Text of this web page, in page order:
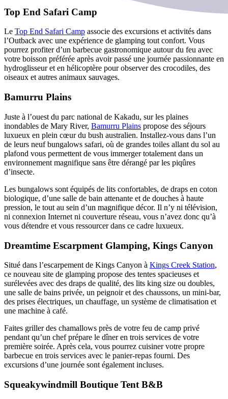
Top End Safari Camp
Le Top End Safari Camp associe des excursions et activités dans
l’Outback avec une expérience de glamping tout confort. Vous
pourrez profiter d’un barbecue gastronomique autour du feu avec
votre boisson préférée après avoir passé une journée passionnante en
hydroglisseur et en hélicoptère pour observer des crocodiles, des
oiseaux et autres animaux sauvages.
Bamurru Plains
Juste à l’ouest du parc national de Kakadu, sur les plaines
inondables de Mary River, Bamurru Plains propose des séjours
luxueux en plein cœur du bush australien. Installez-vous dans l’un
de leurs neuf bungalows safari, où de grandes toiles allant du sol au
plafond vous permettent de vous immerger totalement dans un
environnement magnifique sans être dérangé par les piqûres
d’insecte.
Les bungalows sont équipés de lits confortables, de draps en coton
biologique, d’une salle de bain attenante et de douches à haute
pression, le tout au sein d’un magnifique décor. Il n’y ni télévision,
ni connexion Internet ni couverture réseau, vous n’avez donc qu’à
vous détendre et vous ressourcer dans ce cadre luxueux.
Dreamtime Escarpment Glamping, Kings Canyon
Situé dans l’escarpement de Kings Canyon à Kings Creek Station,
ce nouveau site de glamping propose des tentes spacieuses et
surélevées avec des draps de qualité, des lits king size ou doubles,
une salle de bains privée, un peignoir et des chaussons, un mini-bar,
des prises électriques, un chauffage, un système de climatisation et
une machine à café.
Faites griller des chamallows près de votre feu de camp privé
pendant qu’un chef prépare le dîner en trois services de votre
première soirée. Après cela, vous pourrez cuisiner votre propre
barbecue en trois services avec le panier-repas fourni. Des
excursions d’une journée sont également incluses.
Squeakywindmill Boutique Tent B&B